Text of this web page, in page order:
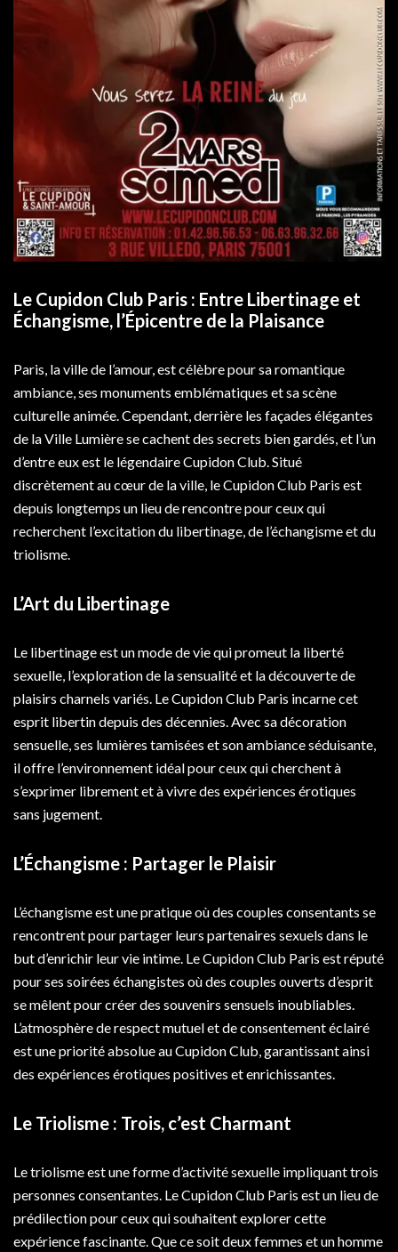
Le Cupidon Club Paris : Entre Libertinage et
Échangisme, l’Épicentre de la Plaisance
Paris, la ville de l’amour, est célèbre pour sa romantique
ambiance, ses monuments emblématiques et sa scène
culturelle animée. Cependant, derrière les façades élégantes
de la Ville Lumière se cachent des secrets bien gardés, et l’un
d’entre eux est le légendaire Cupidon Club. Situé
discrètement au cœur de la ville, le Cupidon Club Paris est
depuis longtemps un lieu de rencontre pour ceux qui
recherchent l’excitation du libertinage, de l’échangisme et du
triolisme.
L’Art du Libertinage
Le libertinage est un mode de vie qui promeut la liberté
sexuelle, l’exploration de la sensualité et la découverte de
plaisirs charnels variés. Le Cupidon Club Paris incarne cet
esprit libertin depuis des décennies. Avec sa décoration
sensuelle, ses lumières tamisées et son ambiance séduisante,
il offre l’environnement idéal pour ceux qui cherchent à
s’exprimer librement et à vivre des expériences érotiques
sans jugement.
L’Échangisme : Partager le Plaisir
L’échangisme est une pratique où des couples consentants se
rencontrent pour partager leurs partenaires sexuels dans le
but d’enrichir leur vie intime. Le Cupidon Club Paris est réputé
pour ses soirées échangistes où des couples ouverts d’esprit
se mêlent pour créer des souvenirs sensuels inoubliables.
L’atmosphère de respect mutuel et de consentement éclairé
est une priorité absolue au Cupidon Club, garantissant ainsi
des expériences érotiques positives et enrichissantes.
Le Triolisme : Trois, c’est Charmant
Le triolisme est une forme d’activité sexuelle impliquant trois
personnes consentantes. Le Cupidon Club Paris est un lieu de
prédilection pour ceux qui souhaitent explorer cette
expérience fascinante. Que ce soit deux femmes et un homme